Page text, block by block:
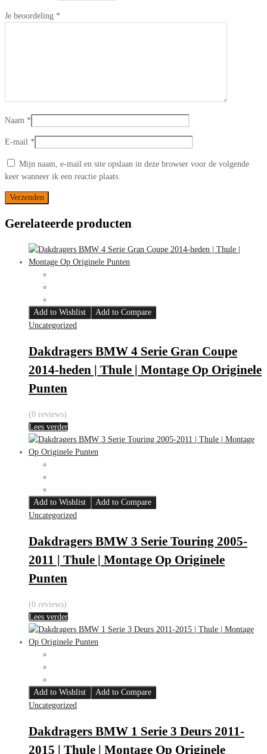
Je beoordeling *
Naam *
E-mail *
Mijn naam, e-mail en site opslaan in deze browser voor de volgende
keer wanneer ik een reactie plaats.
Gerelateerde producten
Add to Wishlist
Add to Compare
Uncategorized
Dakdragers BMW 4 Serie Gran Coupe
2014-heden | Thule | Montage Op Originele
Punten
(0 reviews)
Lees verder
Add to Wishlist
Add to Compare
Uncategorized
Dakdragers BMW 3 Serie Touring 2005-
2011 | Thule | Montage Op Originele
Punten
(0 reviews)
Lees verder
Add to Wishlist
Add to Compare
Uncategorized
Dakdragers BMW 1 Serie 3 Deurs 2011-
2015 | Thule | Montage Op Originele